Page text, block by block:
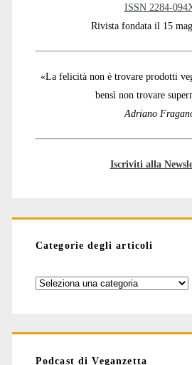
ISSN 2284-
Rivista fondata il 15
«La felicità non è trovare prodotti
bensì non trovare
Adriano
Iscriviti alla
Categorie degli articoli
Categorie
Podcast di Veganzetta